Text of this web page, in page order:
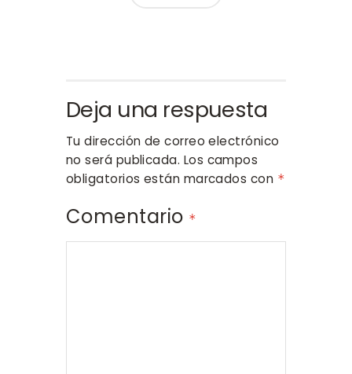
Deja una respuesta
Tu dirección de correo electrónico
no será publicada. Los campos
obligatorios están marcados con *
Comentario *